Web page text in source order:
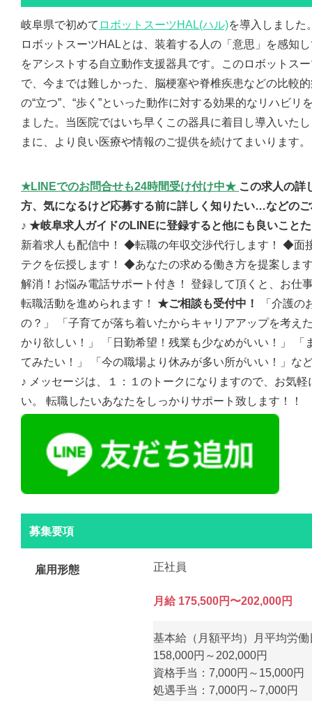
岐阜県で初めて ロボットスーツHAL(ハル)を導入しました
ロボットスーツHALとは、装着する人の「意思」を感知
をアシストする自立動作支援器具です。このロボットス
で、今までは難しかった、脳梗塞や脊椎疾患などの比較
の“立つ”、“歩く”といった動作に対する効果的なリハビリ
ました。当医院ではいち早くこの器具に着目し導入いた
まに、より良い医療や情報のご提供を続けてまいります。
★LINEでのお問合せも24時間受け付け中★ この求人の詳
方、気になるけど応募する前に詳しく知りたい…などの
♪ ★岐阜求人ガイドのLINEに登録すると他にも良いこと
新着求人も配信中！ ◆転職の年収交渉代行します！ ◆面
テクを伝授します！ ◆あなたの求める働き方を提案しま
解消！お悩み電話サポート付き！ 登録して頂くと、お仕
転職活動を進められます！ ★ご相談も受付中！
「介護の
の？」 「子育てが落ち着いたからキャリアアップを考え
かり欲しい！」 「日勤希望！残業も少なめがいい！」 「
てみたい！」 「今の職場より休みが多い所がいい！」な
♪ メッセージは、１：１のトークになりますので、お気
い。 転職したいあなたをしっかりサポート致します！！
募集要項
雇用形態 正社員
月給 175,500円〜202,000円
基本給（月額平均）月平均労
158,000円～202,000円
資格手当：7,000円～15,000円
処遇手当：7,000円～7,000円